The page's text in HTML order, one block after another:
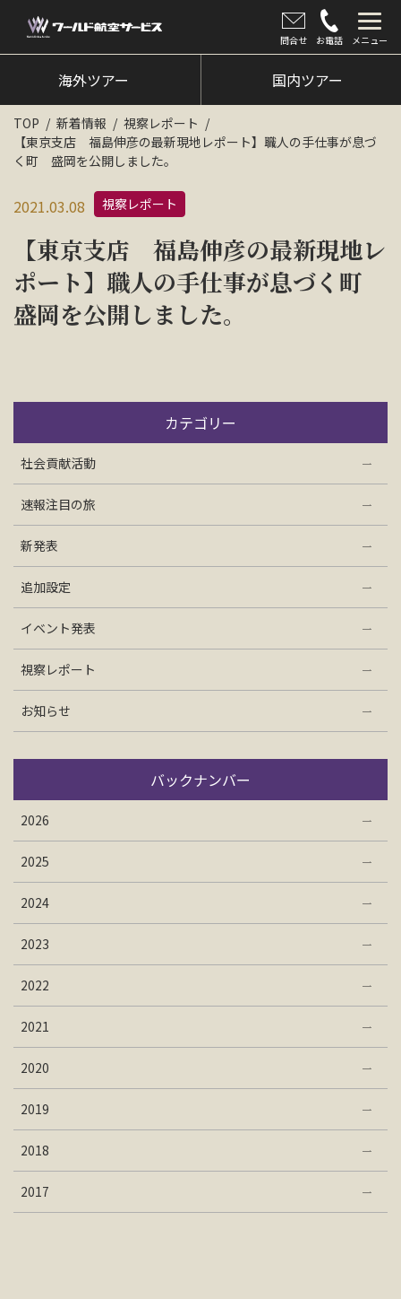
問合せ お電話 メニュー
海外ツアー
国内ツアー
クルーズツアー
ツアー催行状況
旅のひろば
イベント
新着情報
お問い合わせ
資料請求
検索
海外ツアー 国内ツアー
TOP 新着情報
視察レポート
【東京支店 福島伸彦の最新現地レポート】職人の手仕事が息づ
く町 盛岡を公開しました。
2021.03.08 視察レポート
【東京支店 福島伸彦の最新現地レ
ポート】職人の手仕事が息づく町
盛岡を公開しました。
カテゴリー
社会貢献活動
速報注目の旅
新発表
追加設定
イベント発表
視察レポート
お知らせ
バックナンバー
2026
2025
2024
2023
2022
2021
2020
2019
2018
2017